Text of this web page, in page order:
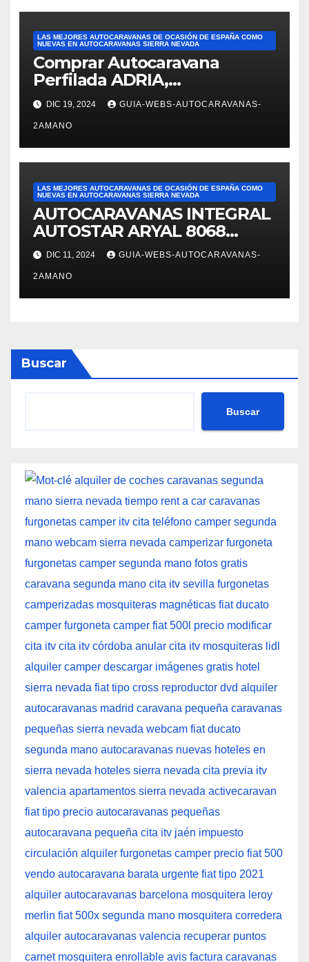
FELIPE PESQUERO. En el
ámbito de ventas: Alejandra
nos mostró varias
autocaravanas. Fue
superprofesional,
LAS MEJORES AUTOCARAVANAS DE OCASIÓN DE ESPAÑA COMO
NUEVAS EN AUTOCARAVANAS SIERRA NEVADA
Comprar Autocaravana
Perfilada ADRIA,
modelo Matrix M680SP en
Autocaravanas Sierra Nevada
DIC 19, 2024 GUIA-WEBS-AUTOCARAVANAS-
2AMANO
LAS MEJORES AUTOCARAVANAS DE OCASIÓN DE ESPAÑA COMO
NUEVAS EN AUTOCARAVANAS SIERRA NEVADA
AUTOCARAVANAS INTEGRAL
AUTOSTAR ARYAL 8068
autocaravanas Sierra Nevada
DIC 11, 2024 GUIA-WEBS-AUTOCARAVANAS-
2AMANO
Buscar
Buscar